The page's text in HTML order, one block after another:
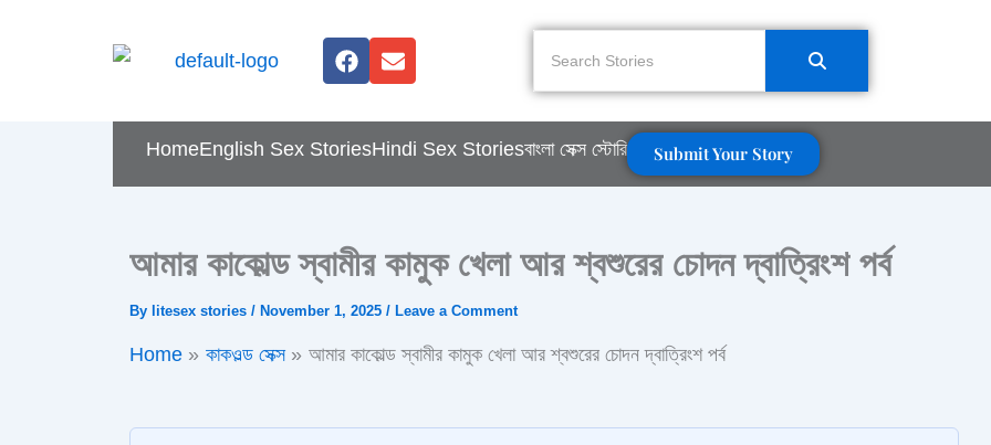
F
a
e
b
o
o
E
n
e
l
o
p
HomeEnglish Sex StoriesHindi Sex Storiesবাংলা সেক্স স্টোরি Submit Your Story
আমার কাকোল্ড স্বামীর কামুক খেলা আর শ্বশুরের চোদন দ্বাত্রিংশ পর্ব
By litesex stories / November 1, 2025 / Leave a Comment
Home কাকওল্ড সেক্স আমার কাকোল্ড স্বামীর কামুক খেলা আর শ্বশুরের চোদন দ্বাত্রিংশ পর্ব